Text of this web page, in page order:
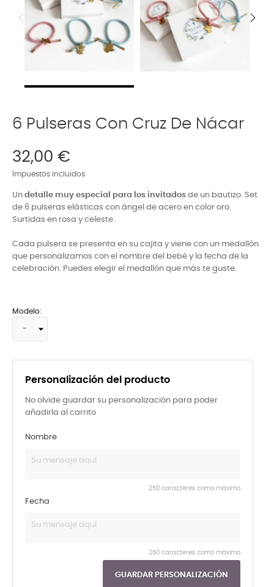
6 Pulseras Con Cruz De Nácar
32,00 €
Impuestos incluidos
Un detalle muy especial para los invitados de un bautizo. Set
de 6 pulseras elásticas con ángel de acero en color oro.
Surtidas en rosa y celeste.
Cada pulsera se presenta en su cajita y viene con un medallón
que personalizamos con el nombre del bebé y la fecha de la
celebración. Puedes elegir el medallón que más te guste.
Personalización del producto
No olvide guardar su personalización para poder
añadirla al carrito
Nombre
250 caracteres como máximo
Fecha
250 caracteres como máximo
GUARDAR PERSONALIZACIÓN
Modelo: